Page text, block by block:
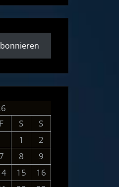
F S
S
1
2
8
9
15
16